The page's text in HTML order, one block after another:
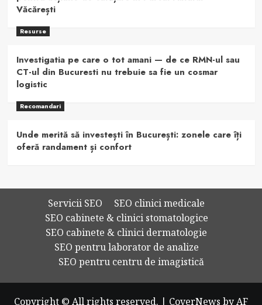
Văcărești
Resurse
Investigatia pe care o tot amani — de ce RMN-ul sau
CT-ul din Bucuresti nu trebuie sa fie un cosmar
logistic
Recomandari
Unde merită să investești în București: zonele care îți
oferă randament și confort
Servicii SEO
SEO clinici medicale
SEO cabinete & clinici stomatologice
SEO cabinete & clinici dermatologie
SEO pentru laborator de analize
SEO pentru centru de imagistică
Copyright © All rights reserved. | CoverNews by AF